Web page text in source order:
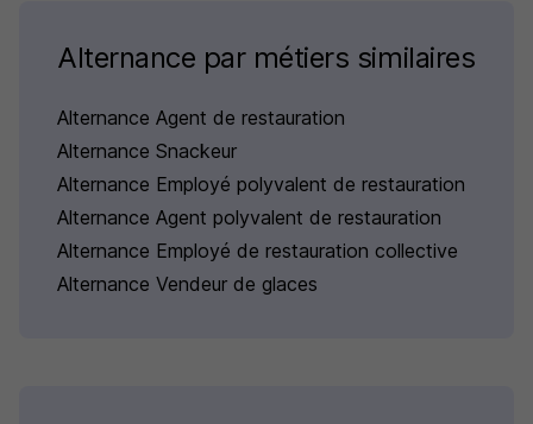
Alternance par métiers similaires
Alternance Agent de restauration
Alternance Snackeur
Alternance Employé polyvalent de restauration
Alternance Agent polyvalent de restauration
Alternance Employé de restauration collective
Alternance Vendeur de glaces